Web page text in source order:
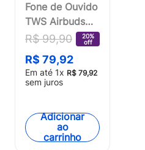
Fone de Ouvido
TWS Airbuds
Branco
PH326OUT
[Reembalado]
R$ 99,90
20%
off
R$ 79,92
Em até 1x R$ 79,92
sem juros
Adicionar
ao
carrinho